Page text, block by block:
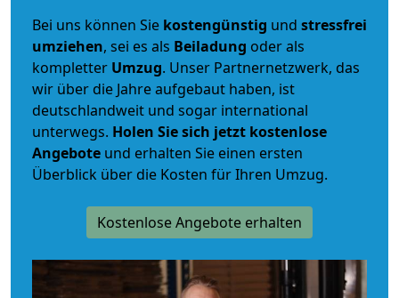
Bei uns können Sie kostengünstig und stressfrei
umziehen, sei es als Beiladung oder als
kompletter Umzug. Unser Partnernetzwerk, das
wir über die Jahre aufgebaut haben, ist
deutschlandweit und sogar international
unterwegs. Holen Sie sich jetzt kostenlose
Angebote und erhalten Sie einen ersten
Überblick über die Kosten für Ihren Umzug.
Kostenlose Angebote erhalten